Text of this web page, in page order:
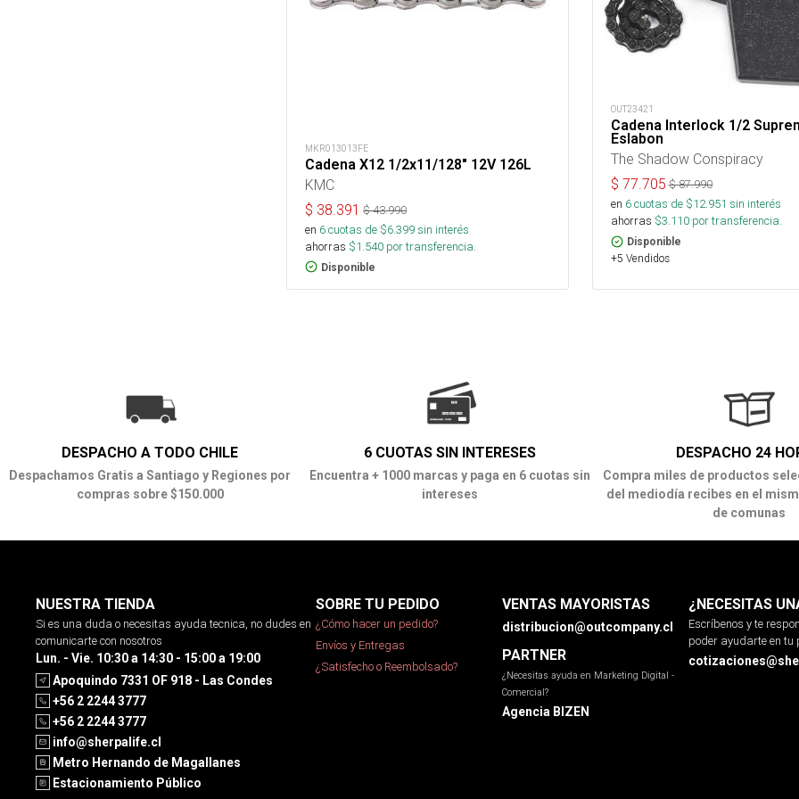
MKR013013FE
Cadena X12 1/2x11/128" 12V 126L
KMC
$ 38.391 $43.990
en 6cuotas de $6.399sin interés
ahorras $1.540 por transferencia.
Disponible
OUT23421
Cadena Interlock 1/2
Eslabon
The Shadow Conspiracy
$ 77.705 $87.990
en 6cuotas de $12.951 sin interés
ahorras $3.110por transferencia.
Disponible
+5 Vendidos
DESPACHO A TODO CHILE
Despachamos Gratis a Santiago y Regiones por
compras sobre $150.000
6 CUOTAS SIN INTERESES
Encuentra + 1000 marcas y paga en 6 cuotas sin
intereses
DESPACHO 24
Compra miles de productos
del mediodía recibes en el
de comunas
NUESTRA TIENDA
Si es una duda o necesitas ayuda tecnica, no dudes en
comunicarte con nosotros
Lun. - Vie. 10:30 a 14:30 - 15:00 a 19:00
Apoquindo 7331 OF 918 - Las Condes
+56 2 2244 3777
+56 2 2244 3777
info@sherpalife.cl
Metro Hernando de Magallanes
Estacionamiento Público
SOBRE TU PEDIDO
¿Cómo hacer un pedido?
Envíos y Entregas
¿Satisfecho o Reembolsado?
VENTAS MAYORISTAS
distribucion@outcompany.cl
PARTNER
¿Necesitas ayuda en Marketing Digital -
Comercial?
Agencia BIZEN
¿NECESITAS
Escríbenos y te
poder ayudarte en tu